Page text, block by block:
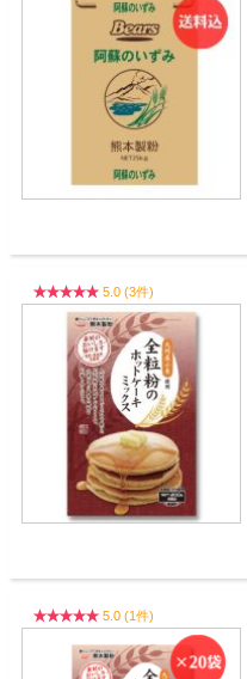
5.0 (3件)
5.0 (1件)